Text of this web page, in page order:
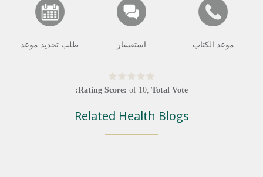
موعد الكتاب استفسار طلب تحديد موعد
Rating Score: of 10, Total Vote:
Related Health Blogs